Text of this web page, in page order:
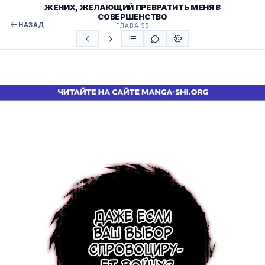
НАЗАД
ЖЕНИХ, ЖЕЛАЮЩИЙ ПРЕВРАТИТЬ МЕНЯ В
СОВЕРШЕНСТВО
ГЛАВА 55